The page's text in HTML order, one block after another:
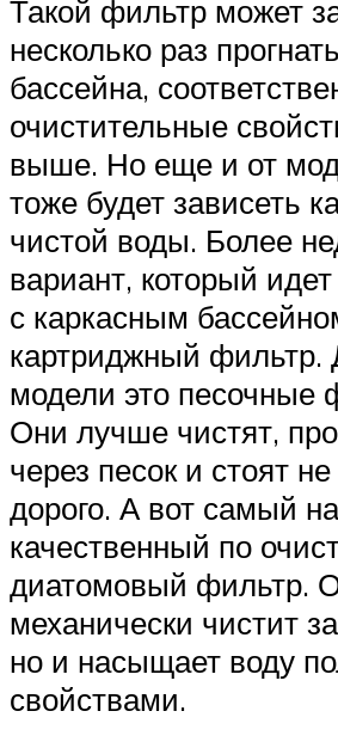
Такой фильтр может
несколько раз
бассейна,
очистительные
выше. Но еще и от
тоже будет зависеть
чистой воды. Более
вариант, который
с каркасным
картриджный фильтр.
модели это песочные
Они лучше чистят,
через песок и стоят
дорого. А вот самый
качественный по
диатомовый фильтр.
механически чистит
но и насыщает воду
свойствами.